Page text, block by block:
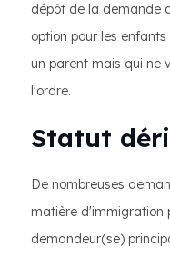
dépôt de la demande
option pour les
un parent mais qui ne
l'ordre.
Statut
De nombreuses
matière d'immigration
demandeur(se)